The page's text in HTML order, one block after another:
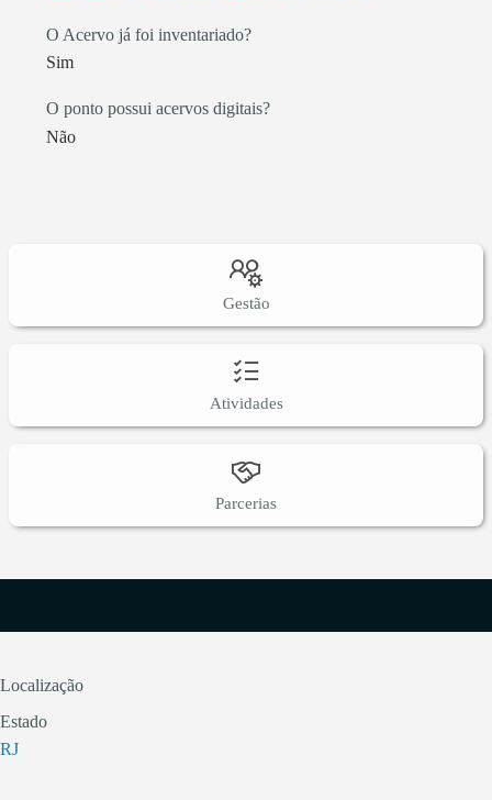
O Acervo já foi inventariado?
Sim
O ponto possui acervos digitais?
Não
Gestão
Atividades
Parcerias
Localização
Estado
RJ